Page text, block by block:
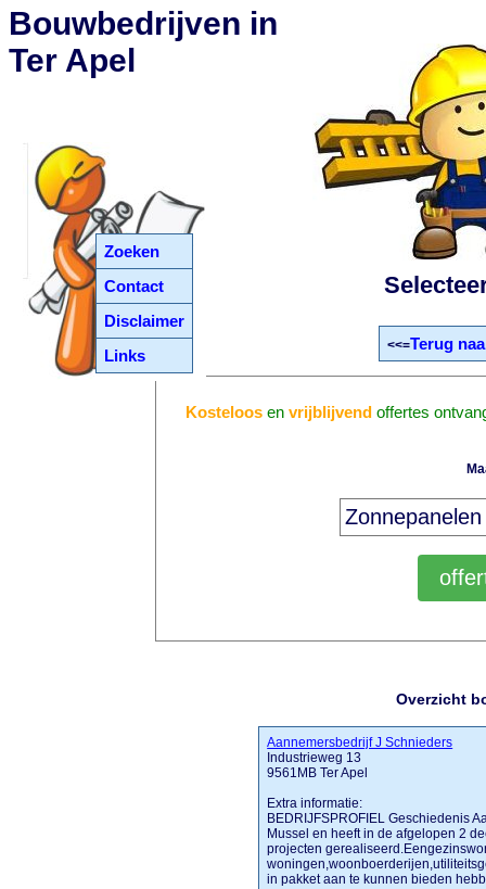
Zoeken
Contact
Disclaimer
Links
Bouwbedrijven in
Ter Apel
<<=Terug
Kosteloosen vrijblijvendoffertes
Overzicht
Aannemersbedrijf J Schnieders
Industrieweg 13
9561MB Ter Apel
Extra informatie:
BEDRIJFSPROFIEL Geschiedenis
Mussel en heeft in de afgelopen 2
projecten
in pakket aan te kunnen bieden